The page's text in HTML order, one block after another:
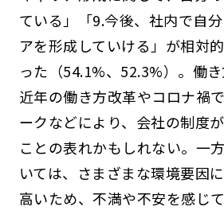
ている」「9.今後、社内で自
アを形成していける」が相対
った（54.1%、52.3%）。働き
近年の働き方改革やコロナ禍
ークなどにより、会社の制度
ことの表れかもしれない。一
いては、さまざまな環境要因
高いため、不満や不安を感じ